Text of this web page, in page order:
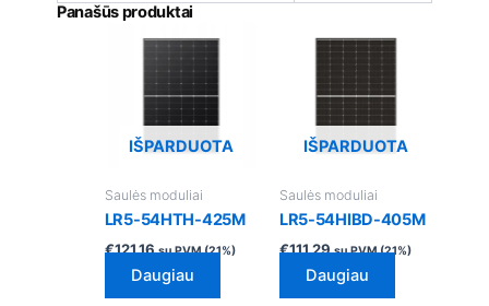
Panašūs produktai
IŠPARDUOTA
Saulės moduliai
LR5-54HTH-425M
€121.16 su PVM (21%)
Daugiau
IŠPARDUOTA
Saulės moduliai
LR5-54HIBD-405M
€111.29 su PVM (21%)
Daugiau